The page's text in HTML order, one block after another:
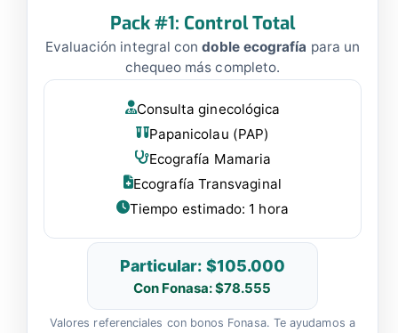
Pack #1: Control Total
Evaluación integral condoble ecografía para un
chequeo más completo.
Consulta ginecológica
Papanicolau (PAP)
Ecografía Mamaria
Ecografía Transvaginal
Tiempo estimado: 1 hora
Particular: $105.000
Con Fonasa: $78.555
Valores referenciales con bonos Fonasa. Te ayudamos a